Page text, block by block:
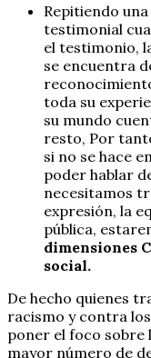
Repitiendo
testimonial
el testimonio,
se encuentra
toda su
su mundo
resto, Por
si no se hace
poder hablar
necesitamos
expresión, la
pública,
dimensiones
social.
De hecho quienes
racismo y contra
poner el foco sobre
mayor número de